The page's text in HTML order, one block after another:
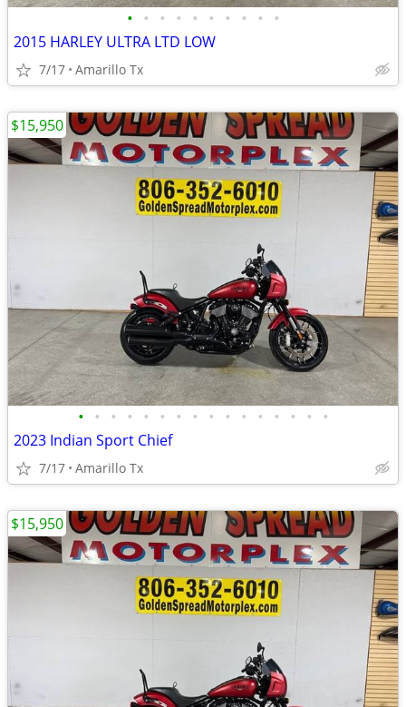
• • • • • • • • • •
2015 HARLEY ULTRA LTD LOW
7/17 Amarillo Tx
• • • • • • • • • • • • • • • •
2023 Indian Sport Chief
7/17 Amarillo Tx
$15,950
$15,950